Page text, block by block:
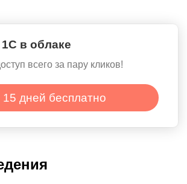
в облаке
всего за пару кликов!
15 дней бесплатно